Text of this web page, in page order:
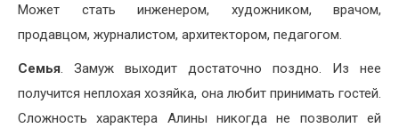
Может стать инженером, художником, врачом,
продавцом, журналистом, архитектором, педагогом.
Семья. Замуж выходит достаточно поздно. Из нее
получится неплохая хозяйка, она любит принимать гостей.
Сложность характера Алины никогда не позволит ей